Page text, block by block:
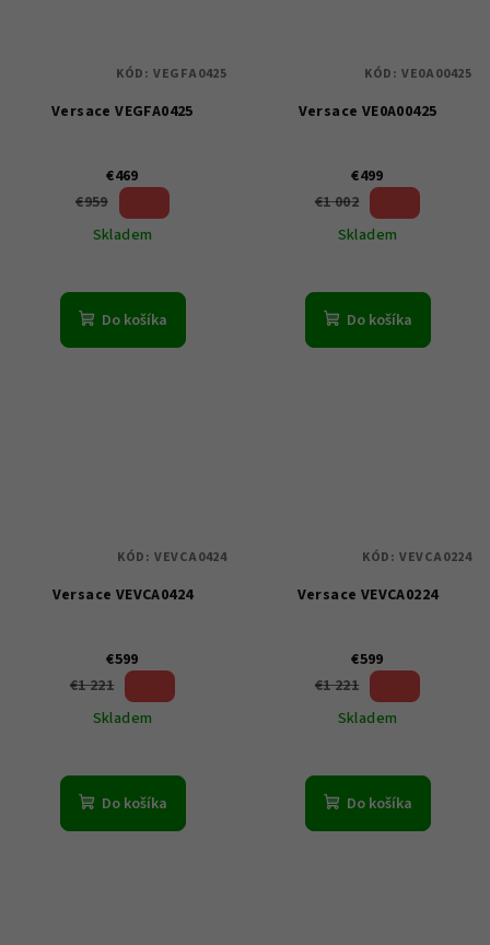
Versace VEGFA0425
€469
€959
Skladem
Do košíka
KÓD: VEGFA0425
Versace VE0A00425
€499
€1 002
Skladem
Do košíka
KÓD: VE0A00425
Versace VEVCA0424
€599
€1 221
Skladem
Do košíka
KÓD: VEVCA0424
Versace VEVCA0224
€599
€1 221
Skladem
Do košíka
KÓD: VEVCA0224